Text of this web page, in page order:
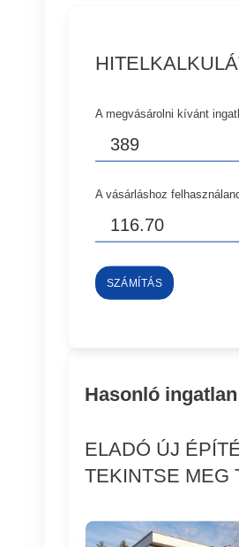
A megvásárolni kívánt
A vásárláshoz
SZÁMÍTÁS
Hasonló
ELADÓ ÚJ
TEKINTSE MEG